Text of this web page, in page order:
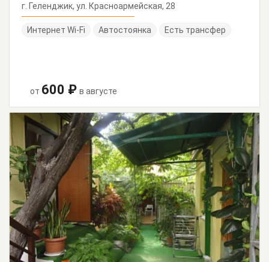
г. Геленджик, ул. Красноармейская, 28
Интернет Wi-Fi Автостоянка Есть трансфер
от 600 ₽ в августе